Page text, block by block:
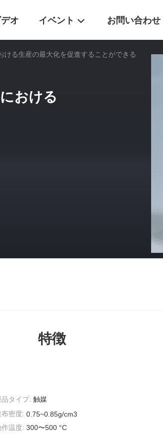
デオ イベント お問い合わせ
る生産の最大化を促進することができる
おける
特徴
品タイプ: 触媒
布密度: 0.75~0.85g/cm3
作温度: 300〜500 °C